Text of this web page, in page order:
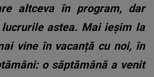
altceva în program, dar
astea. Mai ieșim la
vine în vacanță cu noi, în
o săptămână a venit